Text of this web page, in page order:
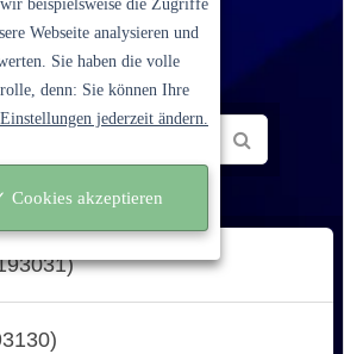
unseren Service.
beispielsweise die Zugriffe
Webseite analysieren und
Sie haben die volle
denn: Sie können Ihre
jederzeit ändern.
Cookies akzeptieren